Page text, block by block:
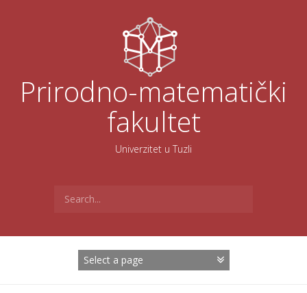
Prirodno-matematički
fakultet
Univerzitet u Tuzli
for: